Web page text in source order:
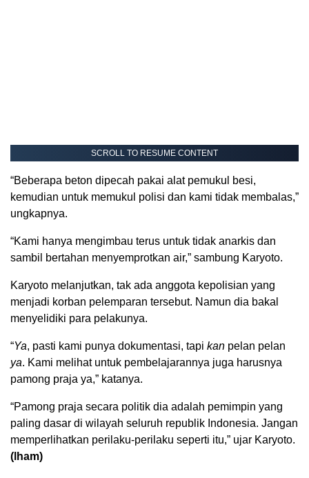
SCROLL TO RESUME CONTENT
“Beberapa beton dipecah pakai alat pemukul besi,
kemudian untuk memukul polisi dan kami tidak membalas,”
ungkapnya.
“Kami hanya mengimbau terus untuk tidak anarkis dan
sambil bertahan menyemprotkan air,” sambung Karyoto.
Karyoto melanjutkan, tak ada anggota kepolisian yang
menjadi korban pelemparan tersebut. Namun dia bakal
menyelidiki para pelakunya.
“Ya, pasti kami punya dokumentasi, tapi kan pelan pelan
ya. Kami melihat untuk pembelajarannya juga harusnya
pamong praja ya,” katanya.
“Pamong praja secara politik dia adalah pemimpin yang
paling dasar di wilayah seluruh republik Indonesia. Jangan
memperlihatkan perilaku-perilaku seperti itu,” ujar Karyoto.
(lham)